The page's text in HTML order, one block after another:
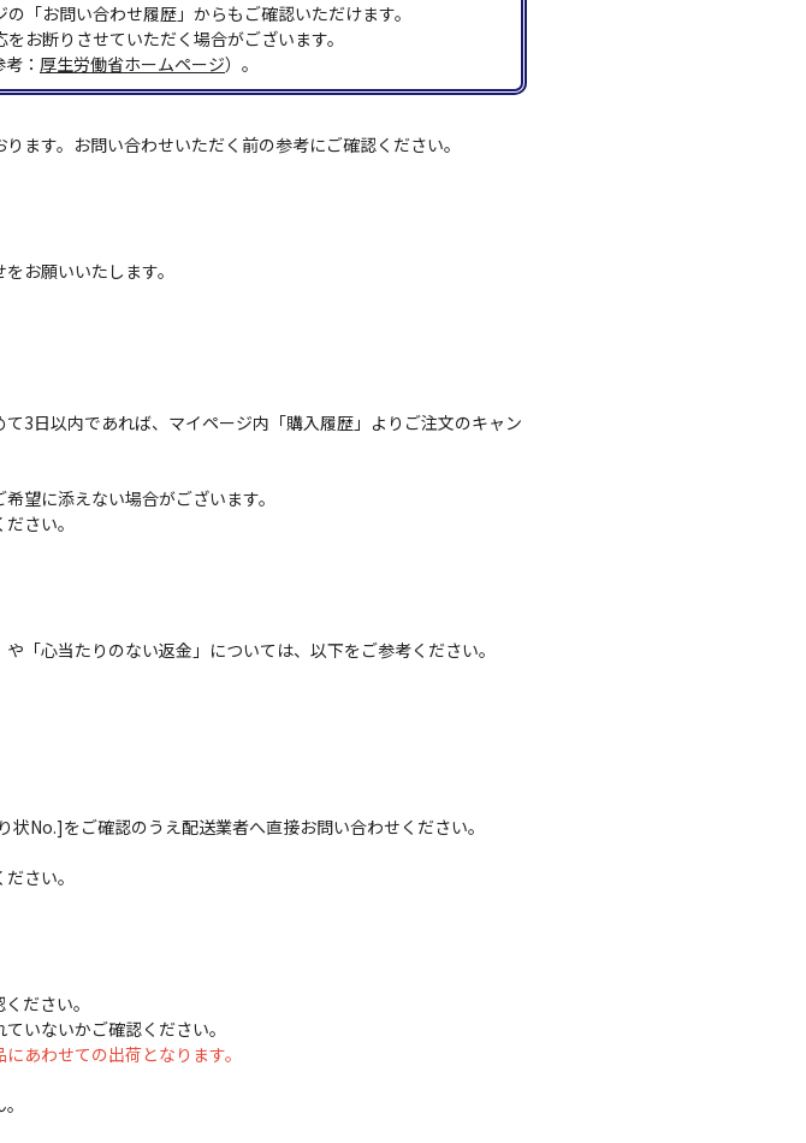
「お問い合わせ履歴」からもご確認いただけます。
お断りさせていただく場合がございます。
： 厚生労働省ホームページ）。
ります。お問い合わせいただく前の参考にご確認ください。
お願いいたします。
3日以内であれば、マイページ内「購入履歴」よりご注文のキャン
望に添えない場合がございます。
さい。
「心当たりのない返金」については、以下をご参考ください。
No.]をご確認のうえ配送業者へ直接お問い合わせください。
さい。
ださい。
いないかご確認ください。
あわせての出荷となります。